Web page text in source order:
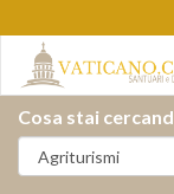
Cosa stai